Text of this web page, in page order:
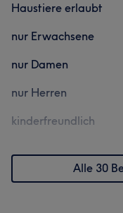
Portfolio
Haustiere erlaubt
nur Erwachsene
nur Damen
nur Herren
kinderfreundlich
Alle 30